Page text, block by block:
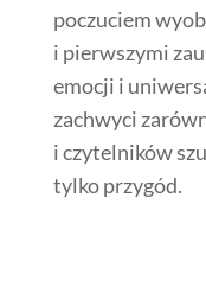
poczuciem
i pierwszymi
emocji i
zachwyci
i czytelników
tylko przygód.